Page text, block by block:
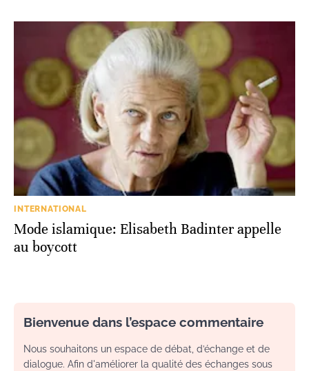
INTERNATIONAL
Mode islamique: Elisabeth Badinter appelle
au boycott
Bienvenue dans l’espace commentaire
Nous souhaitons un espace de débat, d’échange et de
dialogue. Afin d'améliorer la qualité des échanges sous